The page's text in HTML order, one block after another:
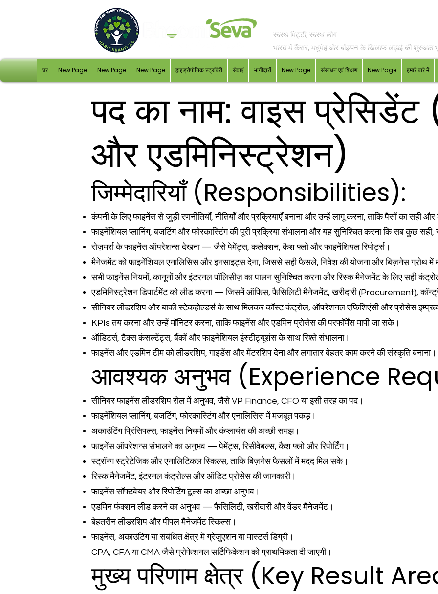
स्वस्थ मिट्टी, स्वस्थ लोग
भारत में कैंसर, मधुमेह और बांझपन के खिलाफ लड़ाई की शुरुआत
घर New Page New Page New Page हाइड्रोपोनिक स्ट्रॉबेरी सेवाएं भागीदारों New Page संसाधन एवं शिक्षण New Page हमारे बारे में
पद का नाम: वाइस
और एडमिनिस्ट्रेशन)
जिम्मेदारियाँ (Responsibilities):
कंपनी के लिए फाइनेंस से जुड़ी रणनीतियाँ, नीतियाँ और प्रक्रियाएँ बनाना और उन्हें लागू करना, ताकि पैसों का सही
फाइनेंशियल प्लानिंग, बजटिंग और फोरकास्टिंग की पूरी प्रक्रिया संभालना और यह सुनिश्चित करना कि सब कुछ
रोज़मर्रा के फाइनेंस ऑपरेशन्स देखना — जैसे पेमेंट्स, कलेक्शन, कैश फ्लो और फाइनेंशियल रिपोर्ट्स।
मैनेजमेंट को फाइनेंशियल एनालिसिस और इनसाइट्स देना, जिससे सही फैसले, निवेश की योजना और बिज़नेस ग्रोथ में
सभी फाइनेंस नियमों, कानूनों और इंटरनल पॉलिसीज़ का पालन सुनिश्चित करना और रिस्क मैनेजमेंट के लिए सही
एडमिनिस्ट्रेशन डिपार्टमेंट को लीड करना — जिसमें ऑफिस, फैसिलिटी मैनेजमेंट, खरीदारी (Procurement),
सीनियर लीडरशिप और बाकी स्टेकहोल्डर्स के साथ मिलकर कॉस्ट कंट्रोल, ऑपरेशनल एफिशिएंसी और प्रोसेस
KPIs तय करना और उन्हें मॉनिटर करना, ताकि फाइनेंस और एडमिन प्रोसेस की परफॉर्मेंस मापी जा सके।
ऑडिटर्स, टैक्स कंसल्टेंट्स, बैंकों और फाइनेंशियल इंस्टीट्यूशंस के साथ रिश्ते संभालना।
फाइनेंस और एडमिन टीम को लीडरशिप, गाइडेंस और मेंटरशिप देना और लगातार बेहतर काम करने की संस्कृति बनाना।
आवश्यक अनुभव (Experience
सीनियर फाइनेंस लीडरशिप रोल में अनुभव, जैसे VP Finance, CFO या इसी तरह का पद।
फाइनेंशियल प्लानिंग, बजटिंग, फोरकास्टिंग और एनालिसिस में मजबूत पकड़।
अकाउंटिंग प्रिंसिपल्स, फाइनेंस नियमों और कंप्लायंस की अच्छी समझ।
फाइनेंस ऑपरेशन्स संभालने का अनुभव — पेमेंट्स, रिसीवेबल्स, कैश फ्लो और रिपोर्टिंग।
स्ट्रॉन्ग स्ट्रेटेजिक और एनालिटिकल स्किल्स, ताकि बिज़नेस फैसलों में मदद मिल सके।
रिस्क मैनेजमेंट, इंटरनल कंट्रोल्स और ऑडिट प्रोसेस की जानकारी।
फाइनेंस सॉफ्टवेयर और रिपोर्टिंग टूल्स का अच्छा अनुभव।
एडमिन फंक्शन लीड करने का अनुभव — फैसिलिटी, खरीदारी और वेंडर मैनेजमेंट।
बेहतरीन लीडरशिप और पीपल मैनेजमेंट स्किल्स।
फाइनेंस, अकाउंटिंग या संबंधित क्षेत्र में ग्रेजुएशन या मास्टर्स डिग्री।
CPA, CFA या CMA जैसे प्रोफेशनल सर्टिफिकेशन को प्राथमिकता दी जाएगी।
मुख्य परिणाम क्षेत्र (Key Result